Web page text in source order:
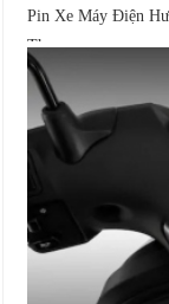
Pin Xe Máy Điện
Thay...